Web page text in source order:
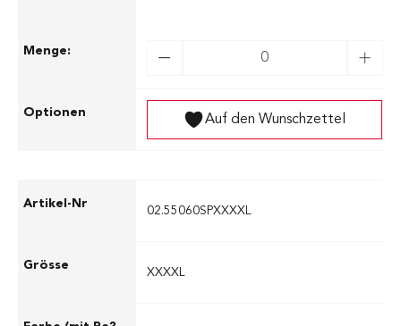
Auf den Wunschzettel
02.55060SPXXXXL
XXXXL